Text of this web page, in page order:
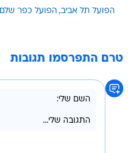
הפועל תל אביב הפועל כפר שלם
טרם התפרסמו תגובות